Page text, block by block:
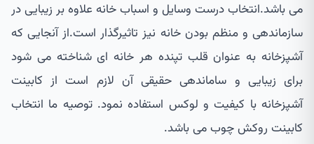
می باشد.انتخاب درست وسایل و اسباب خانه علاوه بر زیبایی در
سازماندهی و منظم بودن خانه نیز تاثیرگذار است.از آنجایی که
آشپزخانه به عنوان قلب تپنده هر خانه ای شناخته می شود
برای زیبایی و ساماندهی حقیقی آن لازم است از کابینت
آشپزخانه با کیفیت و لوکس استفاده نمود. توصیه ما انتخاب
کابینت روکش چوب می باشد.